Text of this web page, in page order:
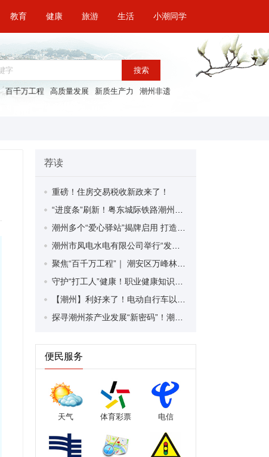
教育 健康 旅游 生活 小潮同学
搜索
百千万工程 高质量发展 新质生产力 潮州非遗
荐读
重磅！住房交易税收新政来了！
便民服务
天气 体育彩票 电信